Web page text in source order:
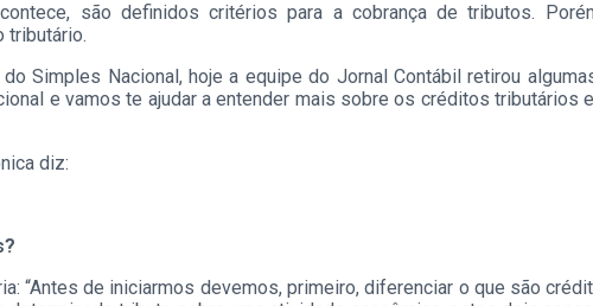
são definidos critérios para a cobrança de tributos.
tributário.
Simples Nacional, hoje a equipe do Jornal Contábil retirou
e vamos te ajudar a entender mais sobre os créditos
diz:
“Antes de iniciarmos devemos, primeiro, diferenciar o que são